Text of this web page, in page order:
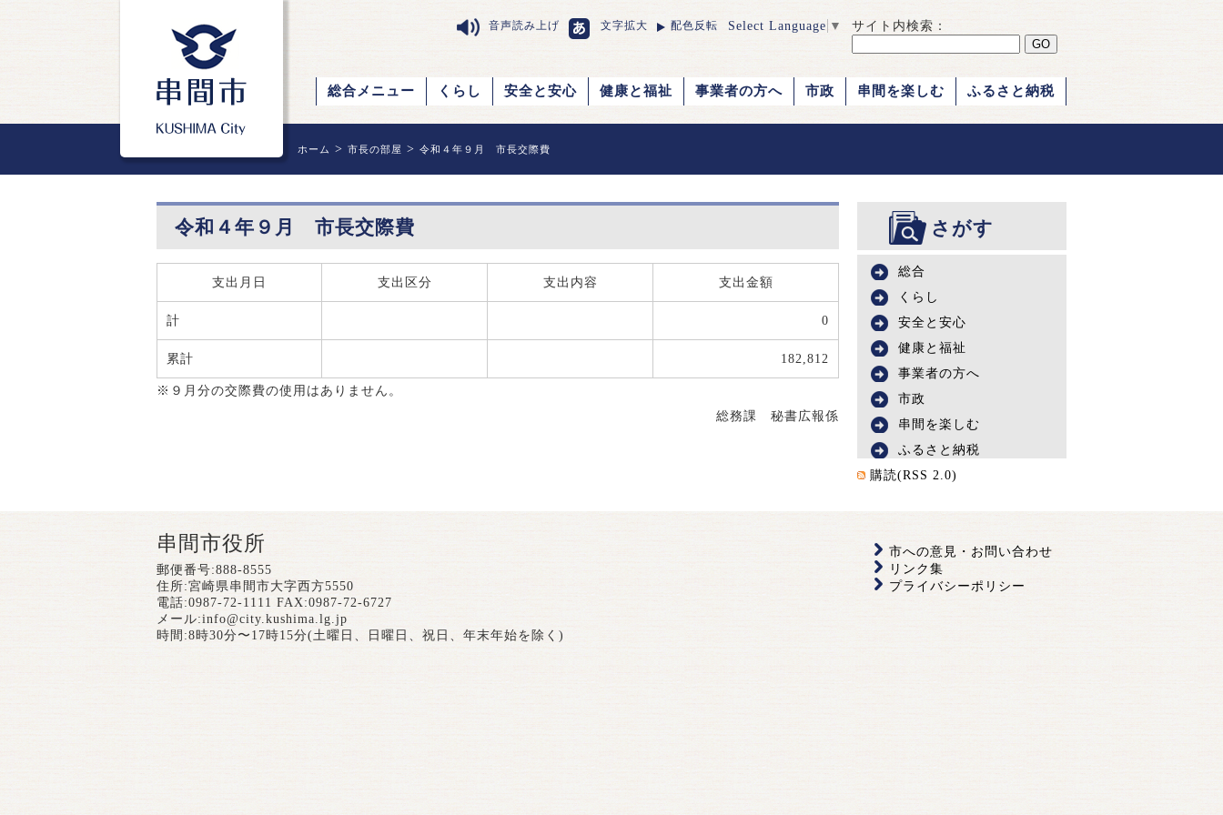
音声読み上げ 文字拡大 配色反転 Select Language ▼ サイト内検索：
総合メニュー くらし 安全と安心 健康と福祉 事業者の方へ 市政 串間を楽しむ ふるさと納税
ホーム > 市長の部屋 > 令和４年９月 市長交際費
令和４年９月 市長交際費
支出月日 支出区分 支出内容 支出金額
計 0
累計 182,812
※９月分の交際費の使用はありません。
総務課 秘書広報係
さがす
総合
くらし
安全と安心
健康と福祉
事業者の方へ
市政
串間を楽しむ
ふるさと納税
購読(RSS 2.0)
串間市役所
郵便番号:888-8555
住所:宮崎県串間市大字西方5550
電話:0987-72-1111 FAX:0987-72-6727
メール:info@city.kushima.lg.jp
時間:8時30分〜17時15分(土曜日、日曜日、祝日、年末年始を除く)
市への意見・お問い合わせ
リンク集
プライバシーポリシー